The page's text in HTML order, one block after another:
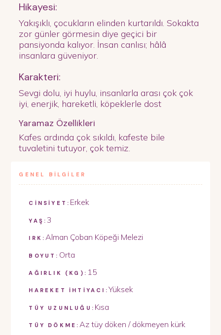
Hikayesi:
Yakışıklı, çocukların elinden kurtarıldı. Sokakta
zor günler görmesin diye geçici bir
pansiyonda kalıyor. İnsan canlısı; hâlâ
insanlara güveniyor.
Karakteri:
Sevgi dolu, iyi huylu, insanlarla arası çok çok
iyi, enerjik, hareketli, köpeklerle dost
Yaramaz Özellikleri
Kafes ardında çok sıkıldı, kafeste bile
tuvaletini tutuyor, çok temiz.
GENEL BİLGİLER
CİNSİYET: Erkek
YAŞ:3
IRK:Alman Çoban Köpeği Melezi
BOYUT: Orta
AĞIRLIK (KG): 15
HAREKET İHTİYACI: Yüksek
TÜY UZUNLUĞU: Kısa
TÜY DÖKME:Az tüy döken / dökmeyen kürk